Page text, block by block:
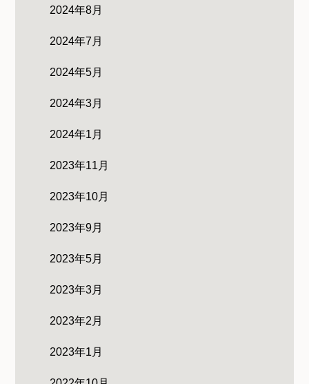
2024年8月
2024年7月
2024年5月
2024年3月
2024年1月
2023年11月
2023年10月
2023年9月
2023年5月
2023年3月
2023年2月
2023年1月